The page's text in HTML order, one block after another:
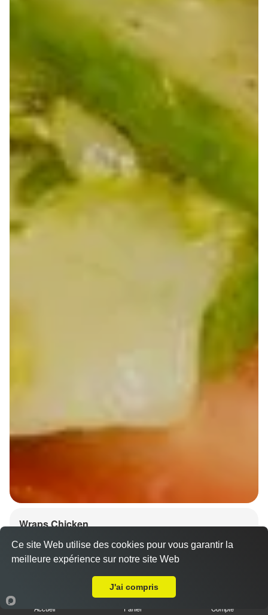
Wraps Chicken
8.50 €
Accueil Panier Compte
Ce site Web utilise des cookies pour vous garantir la
meilleure expérience sur notre site Web
J'ai compris